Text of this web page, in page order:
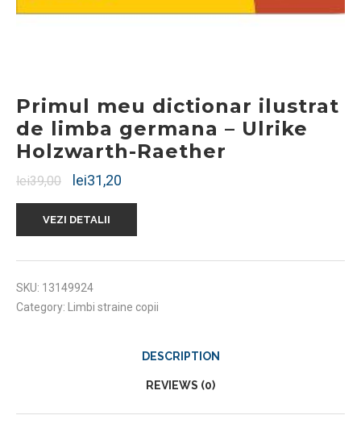
Primul meu dictionar ilustrat
de limba germana – Ulrike
Holzwarth-Raether
lei39,00 lei31,20
VEZI DETALII
SKU: 13149924
Category:
Limbi straine copii
DESCRIPTION
REVIEWS (0)